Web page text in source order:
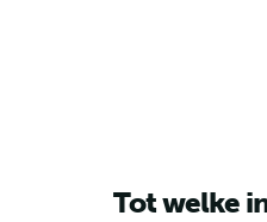
Tot welke